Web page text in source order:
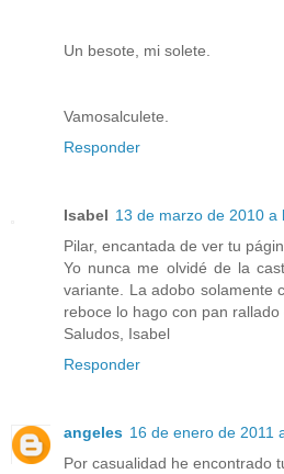
Un besote, mi solete.
Vamosalculete.
Responder
Isabel 13 de marzo de 2010 a
Pilar, encantada de ver tu
Yo nunca me olvidé de la
variante. La adobo solamente
reboce lo hago con pan rallado
Saludos, Isabel
Responder
angeles 16 de enero de 2011
Por casualidad he encontrado